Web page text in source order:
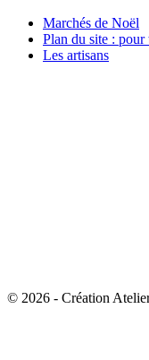
Marchés de Noël
Plan du site : pour
Les artisans
© 2026 - Création